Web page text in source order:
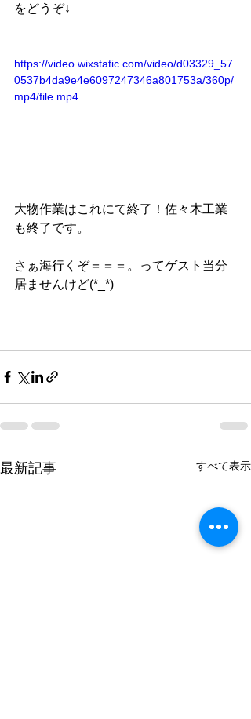
をどうぞ↓
https://video.wixstatic.com/video/d03329_57
0537b4da9e4e6097247346a801753a/360p/
mp4/file.mp4
大物作業はこれにて終了！佐々木工業
も終了です。
さぁ海行くぞ＝＝＝。ってゲスト当分
居ませんけど(*_*)
最新記事 すべて表示